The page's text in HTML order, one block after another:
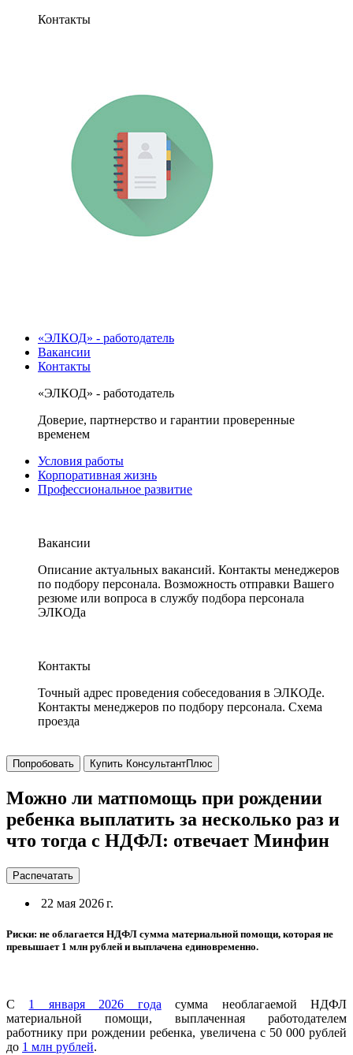
Контакты
«ЭЛКОД» - работодатель
Вакансии
Контакты
«ЭЛКОД» - работодатель
Доверие, партнерство и гарантии проверенные
временем
Условия работы
Корпоративная жизнь
Профессиональное развитие
Вакансии
Описание актуальных вакансий. Контакты менеджеров
по подбору персонала. Возможность отправки Вашего
резюме или вопроса в службу подбора персонала
ЭЛКОДа
Контакты
Точный адрес проведения собеседования в ЭЛКОДе.
Контакты менеджеров по подбору персонала. Схема
проезда
Попробовать Купить КонсультантПлюс
Можно ли матпомощь при рождении
ребенка выплатить за несколько раз и
что тогда с НДФЛ: отвечает Минфин
Распечатать
22 мая 2026 г.
Риски: не облагается НДФЛ сумма материальной помощи, которая не
превышает 1 млн рублей и выплачена единовременно.
С 1 января 2026 года сумма необлагаемой НДФЛ
материальной помощи, выплаченная работодателем
работнику при рождении ребенка, увеличена с 50 000 рублей
до 1 млн рублей.